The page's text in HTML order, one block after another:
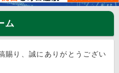
ム
賜り、誠にありがとうござい